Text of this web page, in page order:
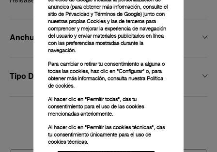
Anchura De La Hebilla
Tipo De Hebilla
Exclusive services
anuncios (para obtener más información, consulte el
sitio de Privacidad y Términos de Google) junto con
nuestras propias Cookies y las de terceros para
comprender y mejorar la experiencia de navegación
del usuario y enviar materiales publicitarios en línea
con las preferencias mostradas durante la
navegación.
Para cambiar o retirar tu consentimiento a alguna o
todas las cookies, haz clic en "Configurar" o, para
obtener más información, consulta nuestra Política
de cookies.
Al hacer clic en "Permitir todas", das tu
consentimiento para el uso de las cookies
mencionadas anteriormente.
Al hacer clic en "Permitir las cookies técnicas", das
tu consentimiento únicamente para el uso de
cookies técnicas.